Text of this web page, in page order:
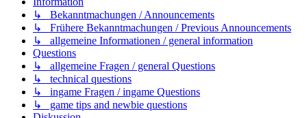
↳ Bekanntmachungen / Announcements
↳ Frühere Bekanntmachungen / Previous Announcements
↳ allgemeine Informationen / general information
Questions
↳ allgemeine Fragen / general Questions
↳ technical questions
↳ ingame Fragen / ingame Questions
↳ game tips and newbie questions